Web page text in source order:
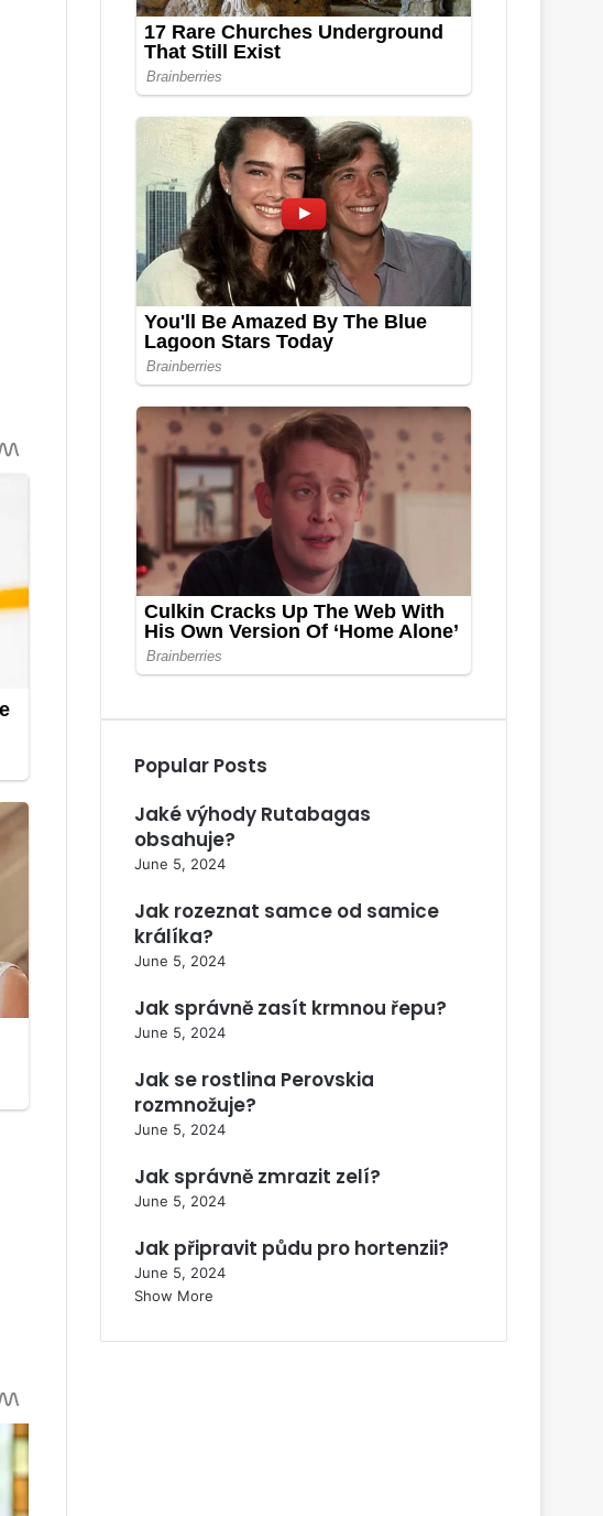
Popular Posts
Jaké výhody Rutabagas
obsahuje?
June 5, 2024
Jak rozeznat samce od samice
králíka?
June 5, 2024
Jak správně zasít krmnou řepu?
June 5, 2024
Jak se rostlina Perovskia
rozmnožuje?
June 5, 2024
Jak správně zmrazit zelí?
June 5, 2024
Jak připravit půdu pro hortenzii?
June 5, 2024
Show More